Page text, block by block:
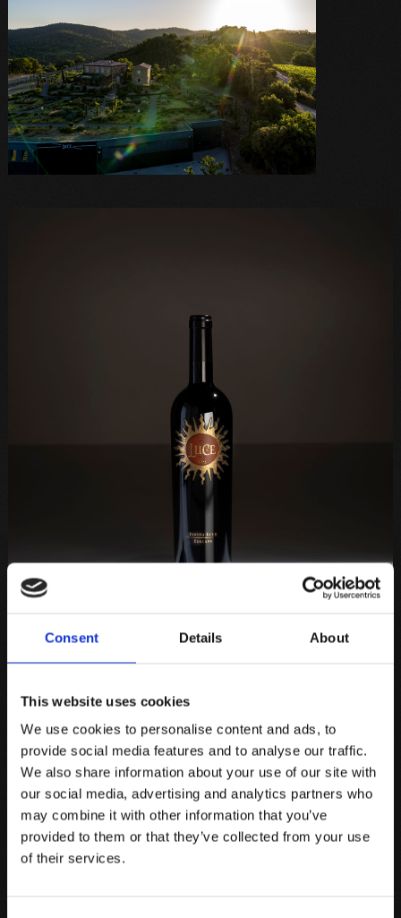
Consent Details About
This website uses cookies
We use cookies to personalise content and ads, to
provide social media features and to analyse our traffic.
We also share information about your use of our site with
our social media, advertising and analytics partners who
may combine it with other information that you’ve
provided to them or that they’ve collected from your use
of their services.
VINI
Inostrivini